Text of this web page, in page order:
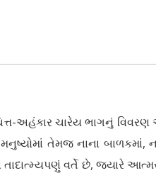
અહંકાર ચારેય ભાગનું
તેમજ નાના
તાદાત્મ્યપણું વર્તે છે, જ્યારે